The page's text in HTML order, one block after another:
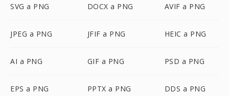
SVG a PNG DOCX a PNG AVIF a PNG
JPEG a PNG JFIF a PNG HEIC a PNG
AI a PNG GIF a PNG PSD a PNG
EPS a PNG PPTX a PNG DDS a PNG